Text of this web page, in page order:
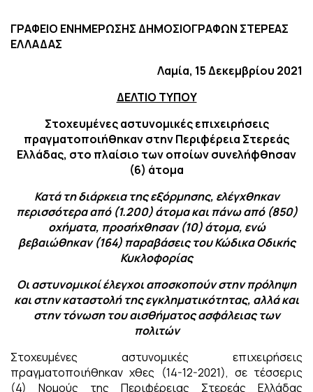
ΓΡΑΦΕΙΟ ΕΝΗΜΕΡΩΣΗΣ ΔΗΜΟΣΙΟΓΡΑΦΩΝ ΣΤΕΡΕΑΣ
ΕΛΛΑΔΑΣ
Λαμία, 15 Δεκεμβρίου 2021
ΔΕΛΤΙΟ ΤΥΠΟΥ
Στοχευμένες αστυνομικές επιχειρήσεις
πραγματοποιήθηκαν στην Περιφέρεια Στερεάς
Ελλάδας, στο πλαίσιο των οποίων συνελήφθησαν
(6) άτομα
Κατά τη διάρκεια της εξόρμησης, ελέγχθηκαν
περισσότερα από (1.200) άτομα και πάνω από (850)
οχήματα, προσήχθησαν (10) άτομα, ενώ
βεβαιώθηκαν (164) παραβάσεις του Κώδικα Οδικής
Κυκλοφορίας
Οι αστυνομικοί έλεγχοι αποσκοπούν στην πρόληψη
και στην καταστολή της εγκληματικότητας, αλλά και
στην τόνωση του αισθήματος ασφάλειας των
πολιτών
Στοχευμένες αστυνομικές επιχειρήσεις
πραγματοποιήθηκαν χθες (14-12-2021), σε τέσσερις
(4) Νομούς της Περιφέρειας Στερεάς Ελλάδας